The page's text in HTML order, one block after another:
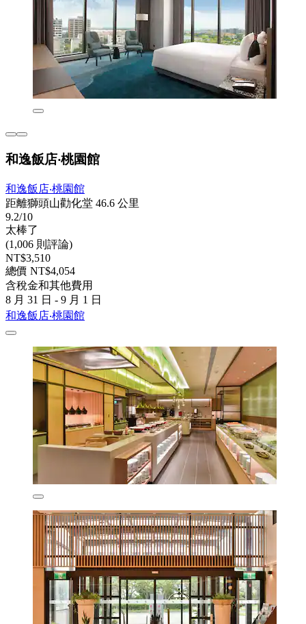
和逸飯店‧桃園館
和逸飯店‧桃園館
距離獅頭山勸化堂 46.6 公里
9.2/10
太棒了
(1,006 則評論)
NT$3,510
總價 NT$4,054
含稅金和其他費用
8 月 31 日 - 9 月 1 日
和逸飯店‧桃園館